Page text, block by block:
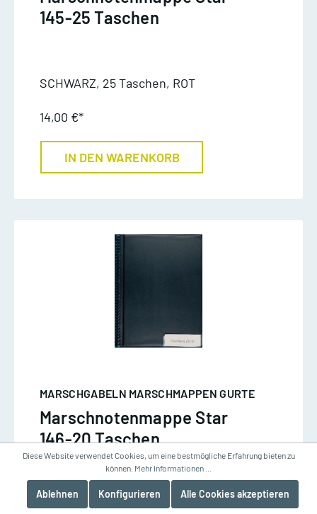
145-25 Taschen
SCHWARZ, 25 Taschen, ROT
14,00 €*
IN DEN WARENKORB
MARSCHGABELN MARSCHMAPPEN GURTE
Marschnotenmappe Star
146-20 Taschen
20 Taschen, SCHWARZ
Diese Website verwendet Cookies, um eine bestmögliche Erfahrung bieten zu
können. Mehr Informationen ...
Ablehnen Konfigurieren Alle Cookies akzeptieren